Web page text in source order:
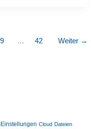
9 … 42 Weiter →
Cloud Dateien